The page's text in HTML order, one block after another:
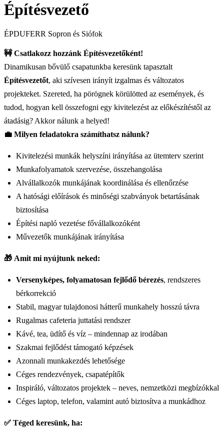
Építésvezető
ÉPDUFERR Sopron és Siófok
🚧 Csatlakozz hozzánk Építésvezetőként!
Dinamikusan bővülő csapatunkba keresünk tapasztalt
Építésvezetőt, aki szívesen irányít izgalmas és változatos
projekteket. Szereted, ha pörögnek körülötted az események, és
tudod, hogyan kell összefogni egy kivitelezést az előkészítéstől az
átadásig? Akkor nálunk a helyed!
💼 Milyen feladatokra számíthatsz nálunk?
Kivitelezési munkák helyszíni irányítása az ütemterv szerint
Munkafolyamatok szervezése, összehangolása
Alvállalkozók munkájának koordinálása és ellenőrzése
A hatósági előírások és minőségi szabványok betartásának
biztosítása
Építési napló vezetése fővállalkozóként
Művezetők munkájának irányítása
🎁 Amit mi nyújtunk neked:
Versenyképes, folyamatosan fejlődő bérezés, rendszeres
bérkorrekció
Stabil, magyar tulajdonosi hátterű munkahely hosszú távra
Rugalmas cafeteria juttatási rendszer
Kávé, tea, üdítő és víz – mindennap az irodában
Szakmai fejlődést támogató képzések
Azonnali munkakezdés lehetősége
Céges rendezvények, csapatépítők
Inspiráló, változatos projektek – neves, nemzetközi megbízókkal
Céges laptop, telefon, valamint autó biztosítva a munkádhoz
✅ Téged keresünk, ha: